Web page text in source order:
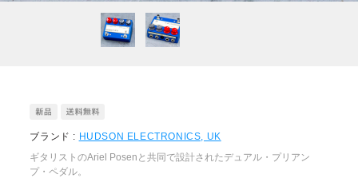
ブランド : HUDSON ELECTRONICS, UK
ギタリストのAriel Posenと共同で設計されたデュアル・プリアン
プ・ペダル。